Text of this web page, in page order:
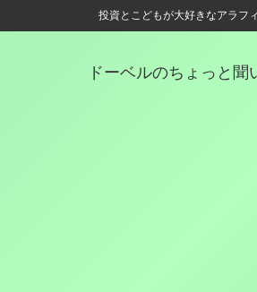
投資とこどもが大好きなアラフ
ドーベルのちょっと聞